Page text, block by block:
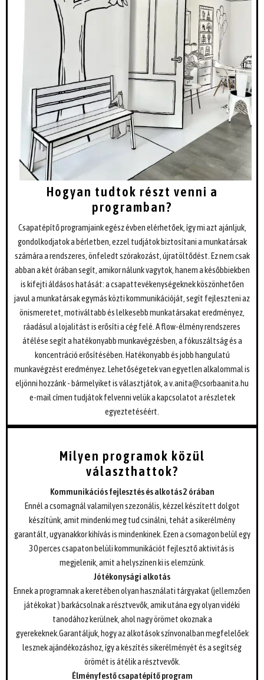
Hogyan tudtok részt venni a
programban?
Csapatépítő programjaink egész évben elérhetőek, így mi azt ajánljuk,
gondolkodjatok a bérletben, ezzel tudjátok biztosítani a munkatársak
számára a rendszeres, önfeledt szórakozást, újratöltődést. Ez nem csak
abban a két órában segít, amikor nálunk vagytok, hanem a későbbiekben
is kifejti áldásos hatását: a csapattevékenységeknek köszönhetően
javul a munkatársak egymás közti kommunikációját, segít fejleszteni az
önismeretet, motiváltabb és lelkesebb munkatársakat eredményez,
ráadásul a lojalitást is erősíti a cég felé. A flow-élmény rendszeres
átélése segít a hatékonyabb munkavégzésben, a fókuszáltság és a
koncentráció erősítésében. Hatékonyabb és jobb hangulatú
munkavégzést eredményez. Lehetőségetek van egyetlen alkalommal is
eljönni hozzánk - bármelyiket is választjátok, av.anita@csorbaanita.hu
e-mail címen tudjátok felvenni velük a kapcsolatot a részletek
egyeztetéséért.
Milyen programok közül
választhattok?
Kommunikációs fejlesztés és alkotás 2 órában
Ennél a csomagnál valamilyen szezonális, kézzel készített dolgot
készítünk, amit mindenki meg tud csinálni, tehát a sikerélmény
garantált, ugyanakkor kihívás is mindenkinek. Ezen a csomagon belül egy
30 perces csapaton belüli kommunikációt fejlesztő aktivitás is
megjelenik, amit a helyszínen ki is elemzünk.
Jótékonysági alkotás
Ennek a programnak a keretében olyan használati tárgyakat (jellemzően
játékokat ) barkácsolnak a résztvevők, amik utána egy olyan vidéki
tanodához kerülnek, ahol nagy örömet okoznak a
gyerekeknek.Garantáljuk, hogy az alkotások színvonalban megfelelőek
lesznek ajándékozáshoz, így a készítés sikerélményét és a segítség
örömét is átélik a résztvevők.
Élményfestő csapatépítő program